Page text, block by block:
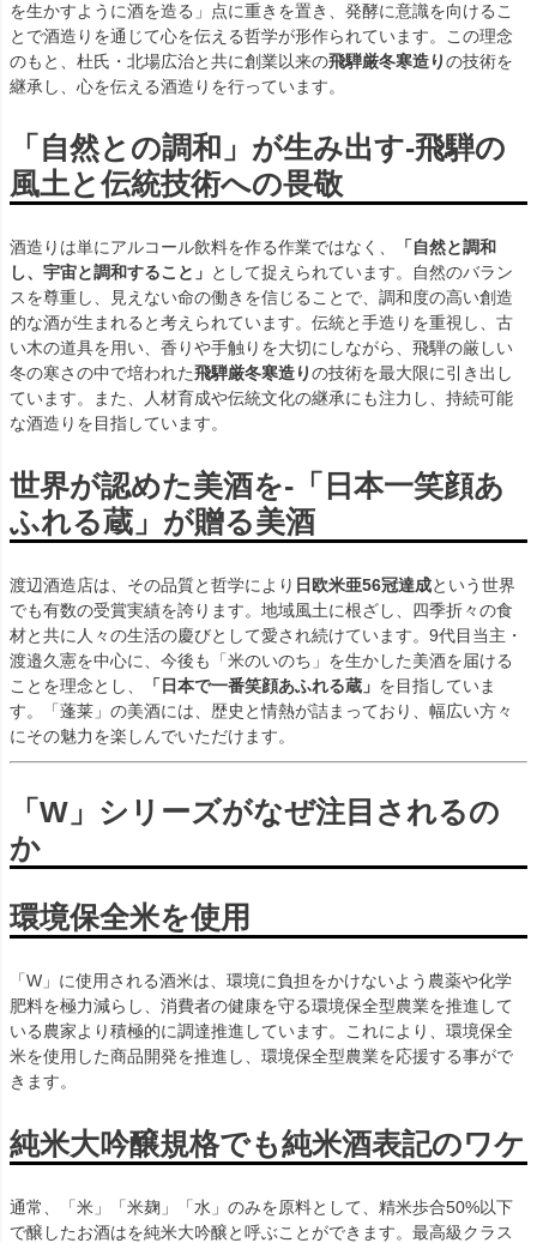
を生かすように酒を造る」点に重きを置き、発酵に意識を向けるこ
とで酒造りを通じて心を伝える哲学が形作られています。この理念
のもと、杜氏・北場広治と共に創業以来の飛騨厳冬寒造りの技術を
継承し、心を伝える酒造りを行っています。
「自然との調和」が生み出す-飛騨の
風土と伝統技術への畏敬
酒造りは単にアルコール飲料を作る作業ではなく、
「自然と調和
し、宇宙と調和すること」 として捉えられています。自然のバラン
スを尊重し、見えない命の働きを信じることで、調和度の高い創造
的な酒が生まれると考えられています。伝統と手造りを重視し、古
い木の道具を用い、香りや手触りを大切にしながら、飛騨の厳しい
冬の寒さの中で培われた飛騨厳冬寒造りの技術を最大限に引き出し
ています。また、人材育成や伝統文化の継承にも注力し、持続可能
な酒造りを目指しています。
世界が認めた美酒を-「日本一笑顔あ
ふれる蔵」が贈る美酒
渡辺酒造店は、その品質と哲学により 日欧米亜56冠達成という世界
でも有数の受賞実績を誇ります。地域風土に根ざし、四季折々の食
材と共に人々の生活の慶びとして愛され続けています。9代目当主・
渡邉久憲を中心に、今後も「米のいのち」を生かした美酒を届ける
ことを理念とし、
「日本で一番笑顔あふれる蔵」 を目指していま
す。「蓬莱」の美酒には、歴史と情熱が詰まっており、幅広い方々
にその魅力を楽しんでいただけます。
「W」シリーズがなぜ注目されるの
か
環境保全米を使用
「W」に使用される酒米は、環境に負担をかけないよう農薬や化学
肥料を極力減らし、消費者の健康を守る環境保全型農業を推進して
いる農家より積極的に調達推進しています。これにより、環境保全
米を使用した商品開発を推進し、環境保全型農業を応援する事がで
きます。
純米大吟醸規格でも純米酒表記のワケ
通常、「米」「米麹」「水」のみを原料として、精米歩合50%以下
で醸したお酒はを純米大吟醸と呼ぶことができます。最高級クラス